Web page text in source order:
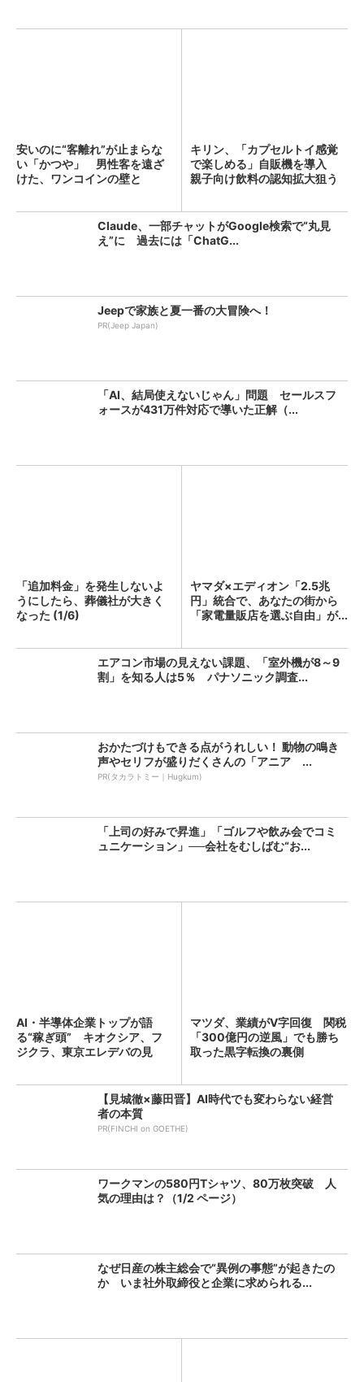
安いのに“客離れ”が止まらな
い「かつや」 男性客を遠ざ
けた、ワンコインの壁と
キリン、「カプセルトイ感覚
で楽しめる」自販機を導入
親子向け飲料の認知拡大狙う
Claude、一部チャットがGoogle検索で“丸見
え”に 過去には「ChatG...
Jeepで家族と夏一番の大冒険へ！
PR(Jeep Japan)
「AI、結局使えないじゃん」問題 セールスフ
ォースが431万件対応で導いた正解（...
「追加料金」を発生しないよ
うにしたら、葬儀社が大きく
なった (1/6)
ヤマダ×エディオン「2.5兆
円」統合で、あなたの街から
「家電量販店を選ぶ自由」が...
エアコン市場の見えない課題、「室外機が8～9
割」を知る人は5％ パナソニック調査...
おかたづけもできる点がうれしい！ 動物の鳴き
声やセリフが盛りだくさんの「アニア ...
PR(タカラトミー｜Hugkum)
「上司の好みで昇進」「ゴルフや飲み会でコミ
ュニケーション」──会社をむしばむ“お...
AI・半導体企業トップが語
る“稼ぎ頭” キオクシア、フ
ジクラ、東京エレデバの見
マツダ、業績がV字回復 関税
「300億円の逆風」でも勝ち
取った黒字転換の裏側
【見城徹×藤田晋】AI時代でも変わらない経営
者の本質
PR(FINCHI on GOETHE)
ワークマンの580円Tシャツ、80万枚突破 人
気の理由は？（1/2 ページ）
なぜ日産の株主総会で“異例の事態”が起きたの
か いま社外取締役と企業に求められる...